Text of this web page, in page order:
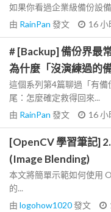
如果你看過企業級備份設
由 RainPan 發文 16 小
# [Backup] 備份界最
為什麼「沒演練過的
這個系列第4篇聊過「有
尾：怎麼確定救得回來...
由 RainPan 發文 16 小
[OpenCV 學習筆記]
(Image Blending)
本文將簡單示範如何使用
的...
由 logohow1020發文